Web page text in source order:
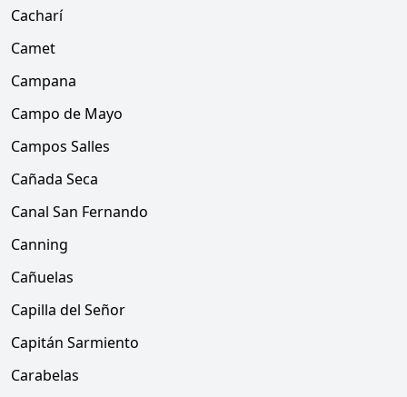
Cacharí
Camet
Campana
Campo de Mayo
Campos Salles
Cañada Seca
Canal San Fernando
Canning
Cañuelas
Capilla del Señor
Capitán Sarmiento
Carabelas